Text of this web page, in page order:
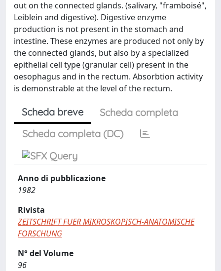
out on the connected glands. (salivary, "framboisé",
Leiblein and digestive). Digestive enzyme
production is not present in the stomach and
intestine. These enzymes are produced not only by
the connected glands, but also by a specialized
epithelial cell type (granular cell) present in the
oesophagus and in the rectum. Absorbtion activity
is demonstrable at the level of the rectum.
Scheda breve
Scheda completa
Scheda completa (DC)
Anno di pubblicazione
1982
Rivista
ZEITSCHRIFT FUER MIKROSKOPISCH-ANATOMISCHE
FORSCHUNG
N° del Volume
96